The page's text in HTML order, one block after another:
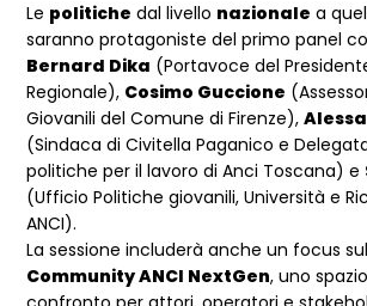
Le politiche dal livello nazionale a
saranno protagoniste del primo panel
Bernard Dika (Portavoce del
Regionale), Cosimo Guccione
Giovanili del Comune di Firenze),
(Sindaca di Civitella Paganico e
politiche per il lavoro di Anci Toscana) e
(Ufficio Politiche giovanili, Università e
ANCI).
La sessione includerà anche un focus
Community ANCI NextGen, uno